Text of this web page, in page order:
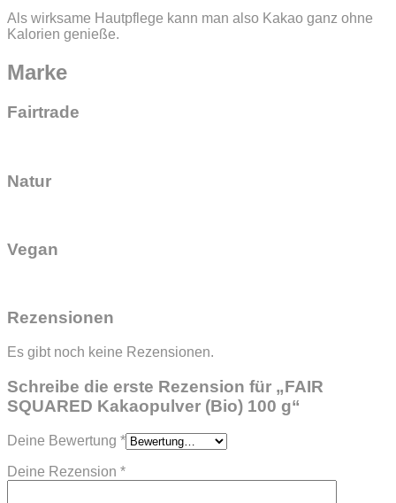
Als wirksame Hautpflege kann man also Kakao ganz ohne
Kalorien genieße.
Marke
Fairtrade
Natur
Vegan
Rezensionen
Es gibt noch keine Rezensionen.
Schreibe die erste Rezension für „FAIR
SQUARED Kakaopulver (Bio) 100 g“
Deine Bewertung *
Deine Rezension *